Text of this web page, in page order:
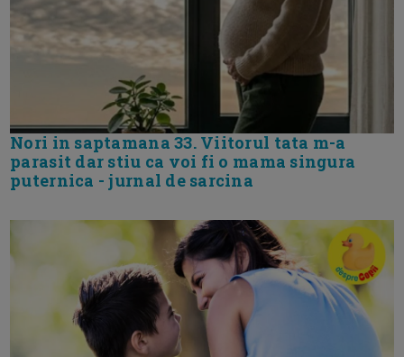
Nori in saptamana 33. Viitorul tata m-a
parasit dar stiu ca voi fi o mama singura
puternica - jurnal de sarcina